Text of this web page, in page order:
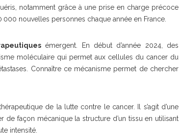
notamment grâce à une prise en charge précoce
nouvelles personnes chaque année en France.
émergent. En début d’année 2024, des
moléculaire qui permet aux cellules du cancer du
Connaître ce mécanisme permet de chercher
de la lutte contre le cancer. Il s’agit d’une
façon mécanique la structure d’un tissu en utilisant
intensité.